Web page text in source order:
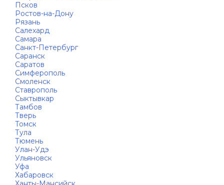
Псков
Ростов-на-Дону
Рязань
Салехард
Самара
Санкт-Петербург
Саранск
Саратов
Симферополь
Смоленск
Ставрополь
Сыктывкар
Тамбов
Тверь
Томск
Тула
Тюмень
Улан-Удэ
Ульяновск
Уфа
Хабаровск